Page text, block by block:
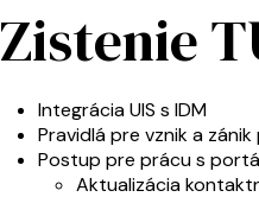
Zistenie
UIS menu
Integrácia UIS s IDM
Pravidlá pre vznik a
Postup pre prácu s
Aktualizácia